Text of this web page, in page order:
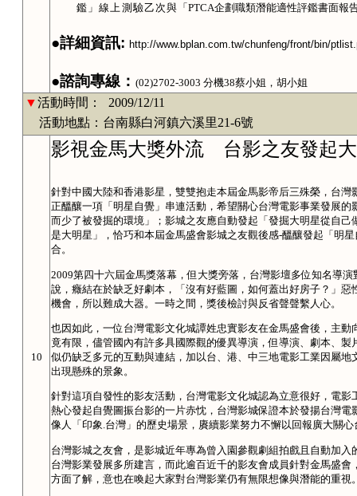
鑑」線上測驗乙次與 「PTCA企劃職類潛能適性評鑑書面報
●詳細資訊: http://www.bplan.com.tw/chunfeng/front/bin/
●諮詢專線： (02)2702-3003 分機38蔡小姐， 胡小姐
▼活動時間：
2009/12/11
活動地點：台南縣白河鎮六溪里21-6號
10
影視金馬大獎外流 台影之友發起
針對中國大陸和香港影星，雙雙抱走本屆金馬影帝后三殊榮，台
正醞釀一項「明星自覺」串連活動，希望關心台灣電影事業發展
而少了被發掘的環境」；影城之友應自動發起「發掘大明星從自
是大明星」，恰巧和本屆金馬盛會影城之友觀後感-醞釀發起「明
合。
2009第四十六屆金馬獎落幕，但大獎旁落，台灣影壇多位知名導
說，癥結在於缺乏好劇本，「沒有好藍圖，如何蓋出好房子？」
機會，所以難成大器。一時之間，獎後檢討與反省聲聲繫人心。
也因如此，一位台灣電影文化城譚姓忠實影友在金馬盛會後，主
竟有限，儘管國內有許多具國際觀的優異導演，但導演、劇本、
似仍缺乏多元的互動與連結，加以台、港、中三地電影工業因屬
出現懸殊的景象。
針對這項自發性的影友活動，台灣電影文化城認為立意很好，電
熱心發起自覺圖振台影的一片赤忱，台灣影城保證本於發揚台灣
像人「印象.台灣」的歷史場景，賡續影業努力不懈以回報廣大關
台灣影城之友會，是影城近年專為曾入園參觀劇組拍戲且自動加
台灣影業發展多所建言，而此逾百近千的影友會成員針對金馬盛
方面了解，意也在喚起大家對台灣影業仍有無限想像與潛能的重視